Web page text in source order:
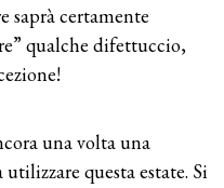
saprà certamente
qualche difettuccio,
una volta una
utilizzare questa estate. Si